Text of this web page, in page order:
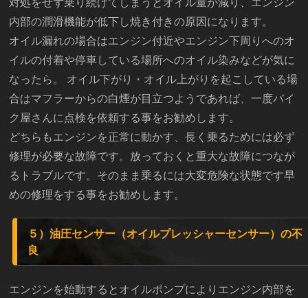
内部の潤滑機能が低下し焼き付きの原因になります。
オイル漏れの場合はエンジン付近やエンジン下周りへのオ
イルの付着や停車している場所へのオイル染みなどが気に
なったら。 オイル下がり・オイル上がりを起こしている場
合はマフラーからの白煙が目立つようであれば、一度バイ
ク屋さんに点検を依頼する事をお勧めします。
どちらもエンジンを正常に動かす、長く乗るためには必ず
修理が必要な故障です。放っておくと重大な故障につなが
るトラブルです。そのまま乗るには大変危険な状態です早
めの修理をする事をお勧めします。
５）油圧センサー（オイルプレッシャーセンサー）の不
良
エンジンを始動するとオイルポンプによりエンジン内部を